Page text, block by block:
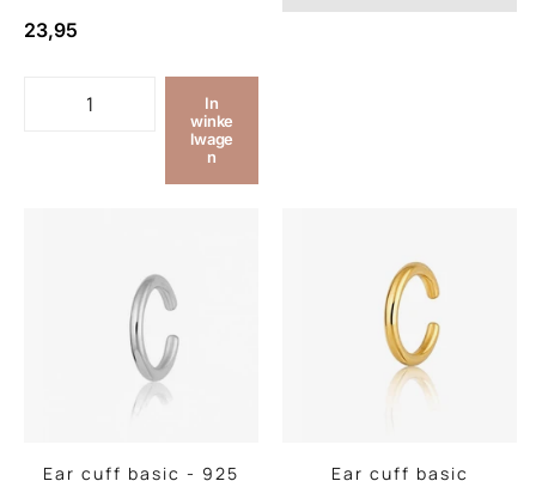
23,95
In
winke
lwage
n
Ear cuff basic - 925 Ear cuff basic